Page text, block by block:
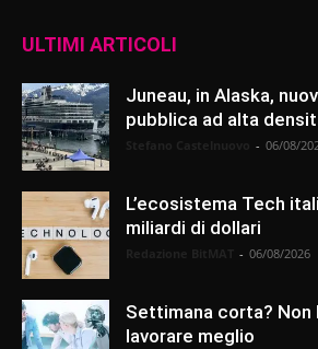
ULTIMI ARTICOLI
Juneau, in Alaska,
pubblica ad alta
- 06/08/
L’ecosistema Tech
miliardi di dollari
- 06/08/2026
Settimana corta? Non
lavorare meglio